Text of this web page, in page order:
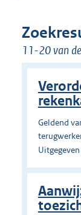
11-20 van
Geldend